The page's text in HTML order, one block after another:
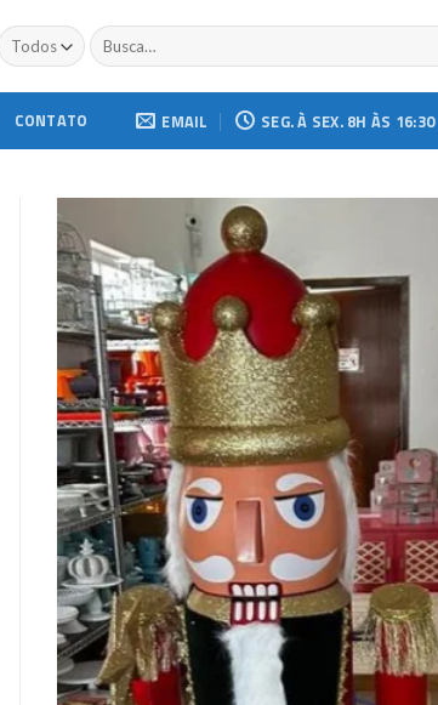
Buscar
por:
CONTATO EMAIL SEG. À SEX. 8H ÀS 16:30